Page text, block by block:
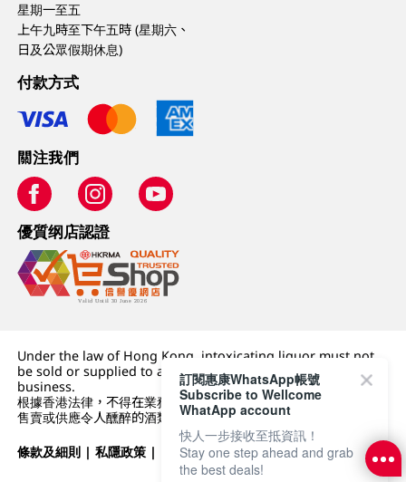
星期一至五
上午九時至下午五時 (星期六、
日及公眾假期休息)
付款方式
關注我們
優質纲店認證
Under the law of Hong Kong, intoxicating liquor must not
be sold or supplied to a minor (under 18) in the course of
business.
根據香港法律，不得在業務過程中，向未成年人 (18 歲以下人士)
售賣或供應令人醺醉的酒類。
條款及細則 |私隱政策 | DFI零售集團
訂閱惠康WhatsApp帳號
Subscribe to Wellcome
WhatApp account
快人一步接收至抵資訊！
Stay one step ahead and grab
the best deals!